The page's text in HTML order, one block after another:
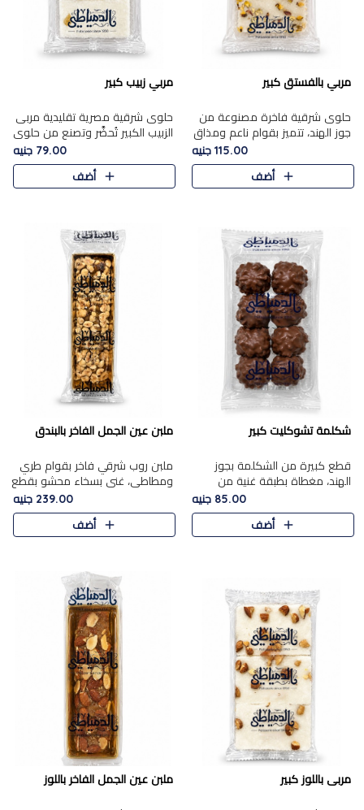
مربي بالفستق كبير
حلوى شرقية فاخرة مصنوعة من
جوز الهند، تتميز بقوام ناعم ومذاق
غني، وتزين بقطع من الفستق
الفاخر التي تضيف عليها قرمشة
115.00 جنيه
أضف
مربي زبيب كبير
حلوى شرقية مصرية تقليدية مربى
الزبيب الكبير تُحضَّر وتصنع من حلوي
جوز الهند باسد بقوام طري ومذاق
غني، وتُزين وتغطا بحبات الزبيب
الذهبي التي ..
79.00 جنيه
أضف
شكلمة تشوكليت كبير
قطع كبيرة من الشكلمة بجوز
الهند، مغطاة بطبقة غنية من
الشوكولاتة الفاخرة لتجمع بين
القوام الطري من الداخل مركز جوز
الهند المطاطي والمذاق الغن..
85.00 جنيه
أضف
ملبن عين الجمل الفاخر بالبندق
ملبن روب شرقي فاخر بقوام طري
ومطاطي، غني بسخاء محشو بقطع
عين الجمل والبندق المحمص التي
تضيف قرمشة مميزة مُرضية
ونكهة جوزية غنية في كل
239.00 جنيه
أضف
مربى باللوز كبير ملبن عين الجمل الفاخر باللوز